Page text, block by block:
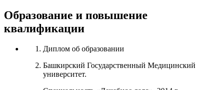
Образование и повышение
квалификации
Диплом об образовании
Башкирский Государственный Медицинский
университет.